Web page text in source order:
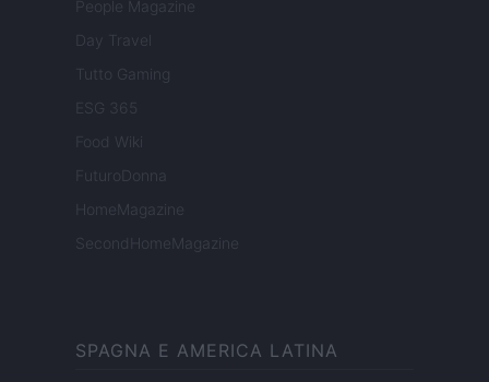
People Magazine
Day Travel
Tutto Gaming
ESG 365
Food Wiki
FuturoDonna
HomeMagazine
SecondHomeMagazine
SPAGNA E AMERICA LATINA